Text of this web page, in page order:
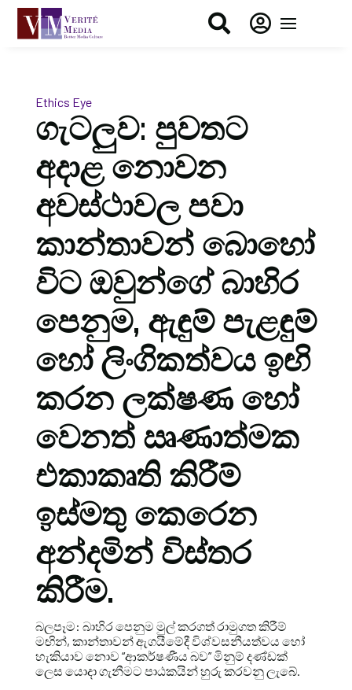
 
Ethics Eye
ගැටලුව: පුවතට
අදාළ නොවන
අවස්ථාවල පවා
කාන්තාවන් බොහෝ
විට ඔවුන්ගේ බාහිර
පෙනුම, ඇඳුම් පැළඳුම්
හෝ ලිංගිකත්වය ඉඟි
කරන ලක්ෂණ හෝ
වෙනත් ඍණාත්මක
එකාකෘති කිරීම්
ඉස්මතු කෙරෙන
අන්දමින් විස්තර
කිරීම.
බලපෑම: බාහිර පෙනුම මුල් කරගත් රාමුගත කිරීම්
මඟින්, කාන්තාවන් ඇගයීමේදී විශ්වසනීයත්වය හෝ
හැකියාව නොව “ආකර්ෂණීය බව” මිනුම් දණ්ඩක්
ලෙස යොදා ගැනීමට පාඨකයින් හුරු කරවනු ලැබේ.